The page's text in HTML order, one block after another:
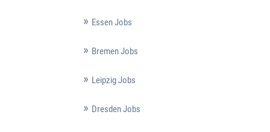
Essen Jobs
Bremen Jobs
Leipzig Jobs
Dresden Jobs